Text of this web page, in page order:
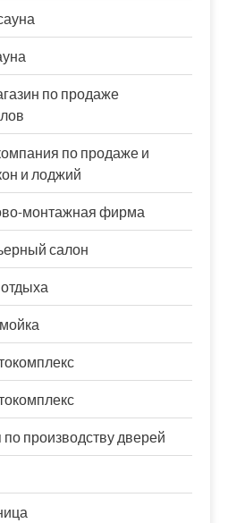
по продаже
по продаже и
и лоджий
монтажная фирма
салон
производству дверей